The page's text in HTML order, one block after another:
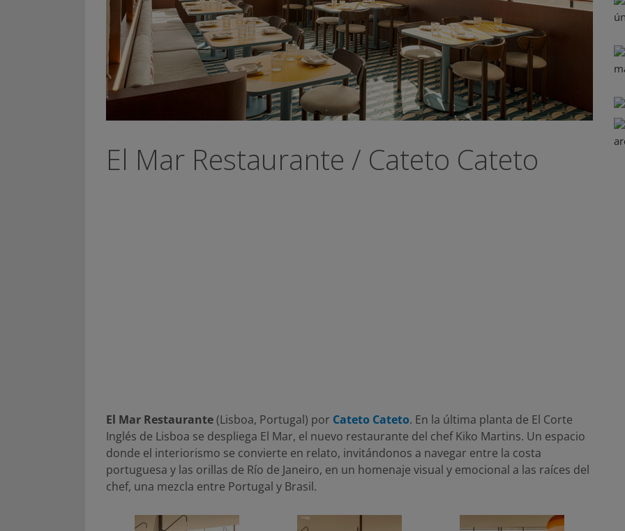
El Mar Restaurante / Cateto Cateto
El Mar Restaurante(Lisboa, Portugal) por Cateto Cateto. En la última planta de El Corte
Inglés de Lisboa se despliega El Mar, el nuevo restaurante del chef Kiko Martins. Un espacio
donde el interiorismo se convierte en relato, invitándonos a navegar entre la costa
portuguesa y las orillas de Río de Janeiro, en un homenaje visual y emocional a las raíces del
chef, una mezcla entre Portugal y Brasil.